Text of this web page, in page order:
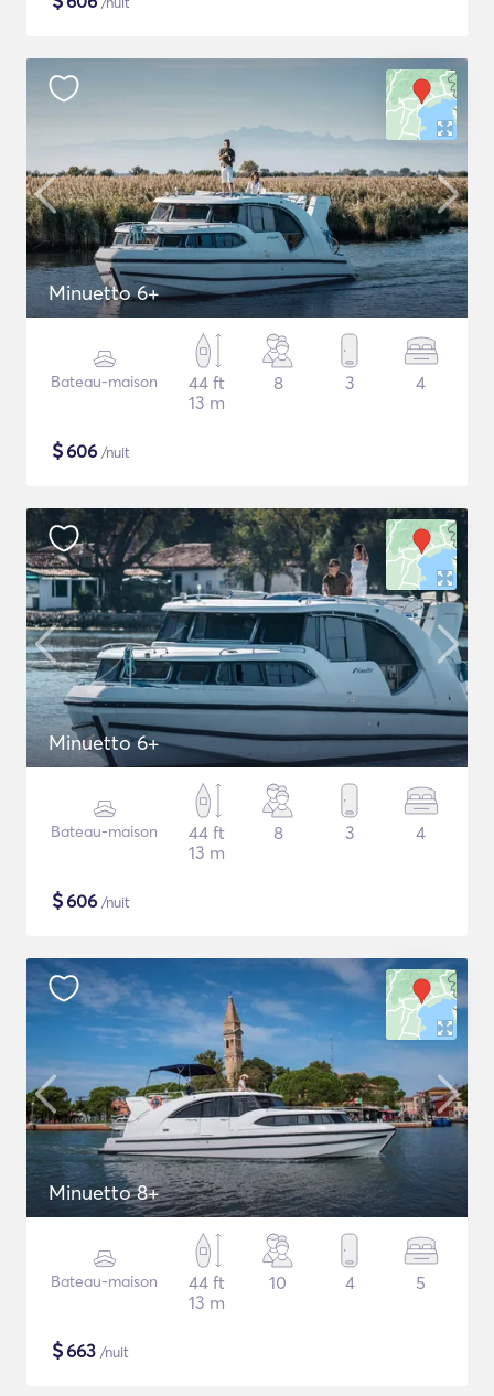
Minuetto 6+
Bateau-maison
44 ft
13 m
8 3 4
$606 /nuit
Minuetto 6+
Bateau-maison
44 ft
13 m
8 3 4
$606 /nuit
Minuetto 8+
Bateau-maison
44 ft
13 m
10 4 5
$663 /nuit